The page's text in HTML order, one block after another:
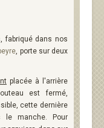
fabriqué dans nos
, porte sur deux
placée à l'arrière
est fermé,
cette dernière
le manche. Pour